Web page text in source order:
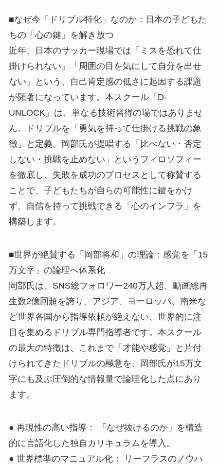
■なぜ今「ドリブル特化」なのか：日本の子どもた
ちの「心の鍵」を解き放つ
近年、日本のサッカー現場では「ミスを恐れて仕
掛けられない」「周囲の目を気にして自分を出せ
ない」という、自己肯定感の低さに起因する課題
が顕著になっています。本スクール「D-
UNLOCK」は、単なる技術習得の場ではありませ
ん。ドリブルを「勇気を持って仕掛ける挑戦の象
徴」と定義。岡部氏が提唱する「比べない・否定
しない・挑戦を止めない」というフィロソフィー
を徹底し、失敗を成功のプロセスとして称賛する
ことで、子どもたちが自らの可能性に鍵をかけ
ず、自信を持って挑戦できる「心のインフラ」を
構築します。
■世界が絶賛する「岡部将和」の理論：感覚を「15
万文字」の論理へ体系化
岡部氏は、SNS総フォロワー240万人超、動画総再
生数2億回超を誇り、アジア、ヨーロッパ、南米な
ど世界各国から指導依頼が絶えない、世界的に注
目を集めるドリブル専門指導者です。本スクール
の最大の特徴は、これまで「才能や感覚」と片付
けられてきたドリブルの極意を、岡部氏が15万文
字にも及ぶ圧倒的な情報量で論理化した点にあり
ます。
● 再現性の高い指導： 「なぜ抜けるのか」を構造
的に言語化した独自カリキュラムを導入。
● 世界標準のマニュアル化： リーフラスのノウハ